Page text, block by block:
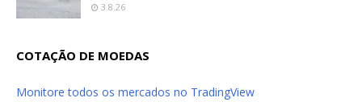
3.8.26
COTAÇÃO DE MOEDAS
Monitore todos os mercados no TradingView